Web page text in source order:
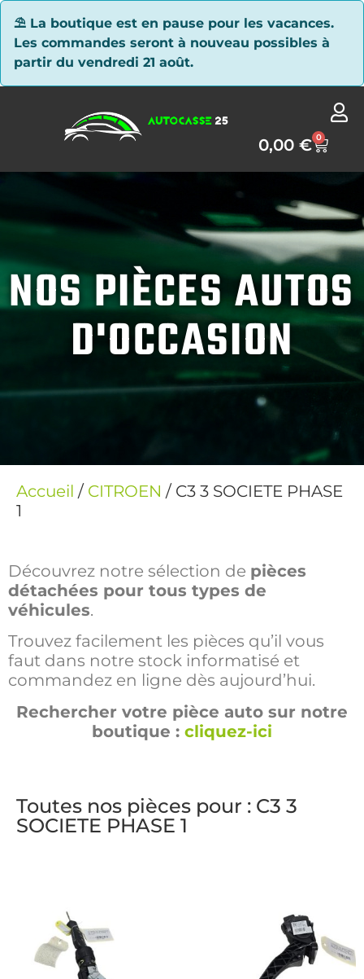
⛱ La boutique est en pause pour les vacances.
Les commandes seront à nouveau possibles à
partir du vendredi 21 août.
0,00€ 0
NOS PIÈCES AUTOS
D'OCCASION
Accueil / CITROEN / C3 3 SOCIETE PHASE
1
Découvrez notre sélection de pièces
détachées pour tous types de
véhicules.
Trouvez facilement les pièces qu’il vous
faut dans notre stock informatisé et
commandez en ligne dès aujourd’hui.
Rechercher votre pièce auto sur notre
boutique : cliquez-ici
Toutes nos pièces pour : C3 3
SOCIETE PHASE 1
Panneau de gestion des cookies